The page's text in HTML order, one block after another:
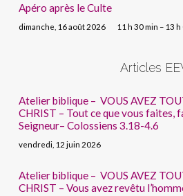
Apéro après le Culte
dimanche, 16 août 2026 11 h 30 min – 13 h
Articles
Atelier biblique – VOUS AVEZ
CHRIST – Tout ce que vous faites,
Seigneur– Colossiens 3.18-4.6
vendredi, 12 juin 2026
Atelier biblique – VOUS AVEZ
CHRIST – Vous avez revêtu